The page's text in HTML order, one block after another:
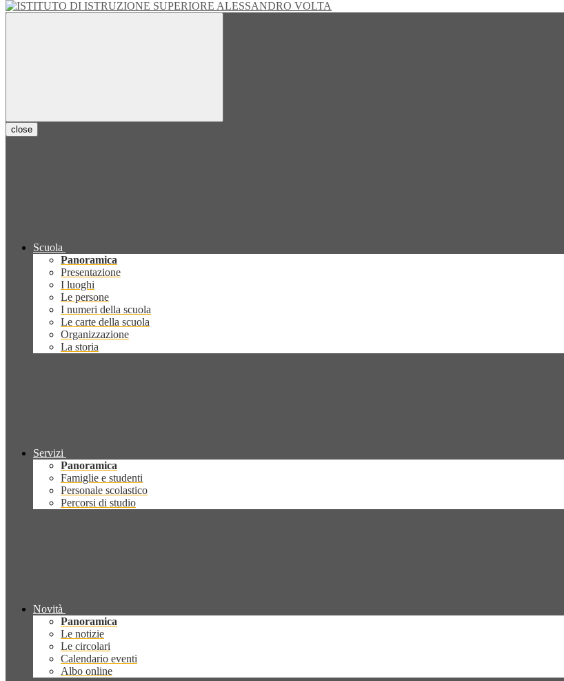
close
Scuola
Panoramica
Presentazione
I luoghi
Le persone
I numeri della scuola
Le carte della scuola
Organizzazione
La storia
Servizi
Panoramica
Famiglie e studenti
Personale scolastico
Percorsi di studio
Novità
Panoramica
Le notizie
Le circolari
Calendario eventi
Albo online